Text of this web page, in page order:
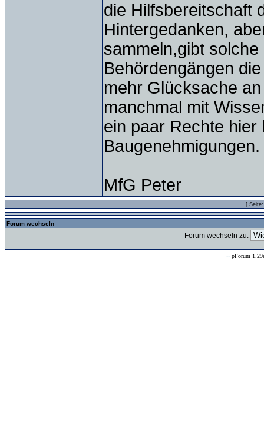
die Hilfsbereitschaft
Hintergedanken,
sammeln,gibt
Behördengängen
mehr Glücksache
manchmal mit
ein paar Rechte
Baugenehmigungen.
MfG Peter
[
Forum wechseln
Forum wechseln zu:
pForum